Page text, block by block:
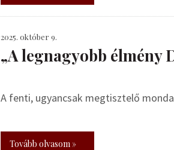
2025. október 9.
„A legnagyobb élmény
A fenti, ugyancsak megtisztelő
Tovább olvasom »